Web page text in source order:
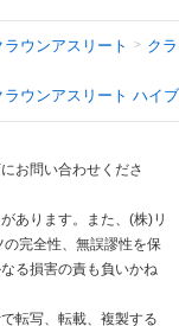
ラウンアスリート ク
ラウンアスリート ハイ
お問い合わせくださ
あります。また、(株)リ
完全性、無誤謬性を保
る損害の責も負いかね
転写、転載、複製する